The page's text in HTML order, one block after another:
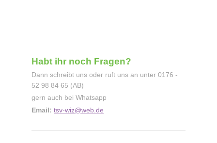
Habt ihr noch Fragen?
Dann schreibt uns oder ruft uns an unter 0176 -
52 98 84 65 (AB)
gern auch bei Whatsapp
Email: tsv-wiz@web.de